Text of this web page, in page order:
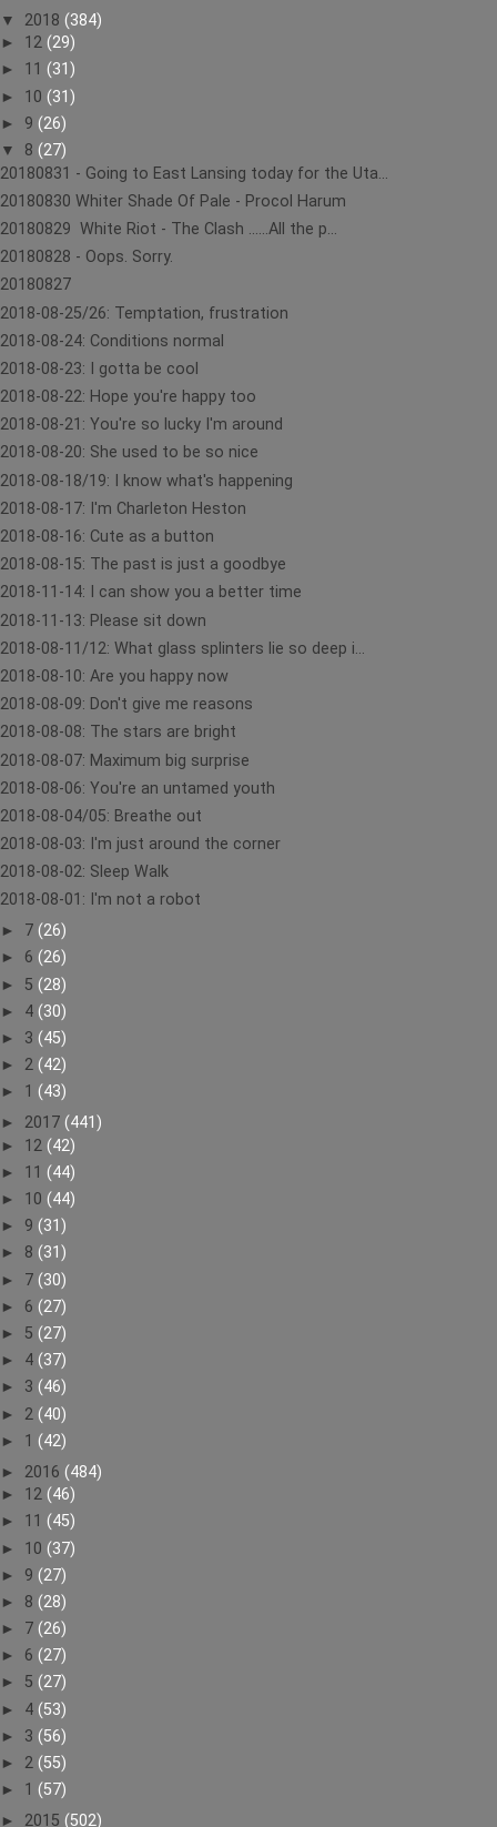
▼ 2018 (384)
► 12 (29)
► 11 (31)
► 10 (31)
► 9 (26)
▼ 8 (27)
20180831 - Going to East Lansing today for the Uta...
20180830 Whiter Shade Of Pale - Procol Harum
20180829 White Riot - The Clash ......All the p...
20180828 - Oops. Sorry.
20180827
2018-08-25/26: Temptation, frustration
2018-08-24: Conditions normal
2018-08-23: I gotta be cool
2018-08-22: Hope you're happy too
2018-08-21: You're so lucky I'm around
2018-08-20: She used to be so nice
2018-08-18/19: I know what's happening
2018-08-17: I'm Charleton Heston
2018-08-16: Cute as a button
2018-08-15: The past is just a goodbye
2018-11-14: I can show you a better time
2018-11-13: Please sit down
2018-08-11/12: What glass splinters lie so deep i...
2018-08-10: Are you happy now
2018-08-09: Don't give me reasons
2018-08-08: The stars are bright
2018-08-07: Maximum big surprise
2018-08-06: You're an untamed youth
2018-08-04/05: Breathe out
2018-08-03: I'm just around the corner
2018-08-02: Sleep Walk
2018-08-01: I'm not a robot
► 7 (26)
► 6 (26)
► 5 (28)
► 4 (30)
► 3 (45)
► 2 (42)
► 1 (43)
► 2017 (441)
► 12 (42)
► 11 (44)
► 10 (44)
► 9 (31)
► 8 (31)
► 7 (30)
► 6 (27)
► 5 (27)
► 4 (37)
► 3 (46)
► 2 (40)
► 1 (42)
► 2016 (484)
► 12 (46)
► 11 (45)
► 10 (37)
► 9 (27)
► 8 (28)
► 7 (26)
► 6 (27)
► 5 (27)
► 4 (53)
► 3 (56)
► 2 (55)
► 1 (57)
► 2015 (502)